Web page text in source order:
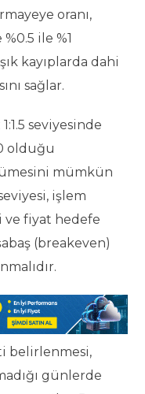
oranı,
ile %1
kayıplarda dahi
sağlar.
seviyesinde
olduğu
mümkün
işlem
ve fiyat hedefe
(breakeven)
belirlenmesi,
günlerde